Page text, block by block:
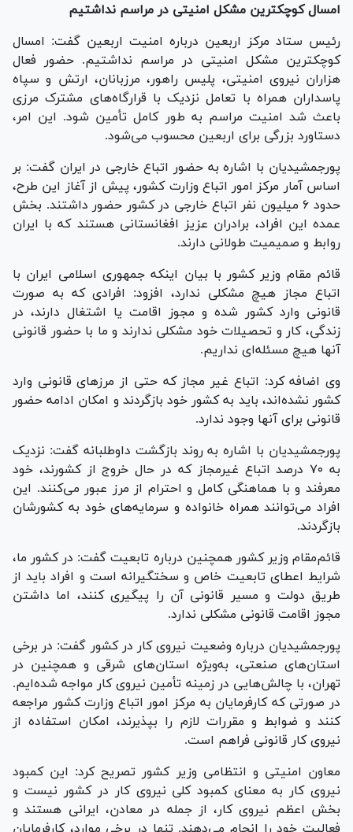
امسال کوچکترین مشکل امنیتی در مراسم نداشتیم
رئیس ستاد مرکز اربعین درباره امنیت اربعین گفت: امسال
کوچکترین مشکل امنیتی در مراسم نداشتیم. حضور فعال
هزاران نیروی امنیتی، پلیس راهور، مرزبانان، ارتش و سپاه
پاسداران همراه با تعامل نزدیک با قرارگاه‌های مشترک مرزی
باعث شد امنیت مراسم به طور کامل تأمین شود. این امر،
دستاورد بزرگی برای اربعین محسوب می‌شود.
پورجمشیدیان با اشاره به حضور اتباع خارجی در ایران گفت: بر
اساس آمار مرکز امور اتباع وزارت کشور، پیش از آغاز این طرح،
حدود ۶ میلیون نفر اتباع خارجی در کشور حضور داشتند. بخش
عمده این افراد، برادران عزیز افغانستانی هستند که با ایران
روابط و صمیمیت طولانی دارند.
قائم مقام وزیر کشور با بیان اینکه جمهوری اسلامی ایران با
اتباع مجاز هیچ مشکلی ندارد، افزود: افرادی که به صورت
قانونی وارد کشور شده و مجوز اقامت یا اشتغال دارند، در
زندگی، کار و تحصیلات خود مشکلی ندارند و ما با حضور قانونی
آنها هیچ مسئله‌ای نداریم.
وی اضافه کرد: اتباع غیر مجاز که حتی از مرز‌های قانونی وارد
کشور نشده‌اند، باید به کشور خود بازگردند و امکان ادامه حضور
قانونی برای آنها وجود ندارد.
پورجمشیدیان با اشاره به روند بازگشت داوطلبانه گفت: نزدیک
به ۷۰ درصد اتباع غیرمجاز که در حال خروج از کشورند، خود
معرفند و با هماهنگی کامل و احترام از مرز عبور می‌کنند. این
افراد می‌توانند همراه خانواده و سرمایه‌های خود به کشورشان
بازگردند.
قائم‌مقام وزیر کشور همچنین درباره تابعیت گفت: در کشور ما،
شرایط اعطای تابعیت خاص و سختگیرانه است و افراد باید از
طریق دولت و مسیر قانونی آن را پیگیری کنند، اما داشتن
مجوز اقامت قانونی مشکلی ندارد.
پورجمشیدیان درباره وضعیت نیروی کار در کشور گفت: در برخی
استان‌های صنعتی، به‌ویژه استان‌های شرقی و همچنین در
تهران، با چالش‌هایی در زمینه تأمین نیروی کار مواجه شده‌ایم.
در صورتی که کارفرمایان به مرکز امور اتباع وزارت کشور مراجعه
کنند و ضوابط و مقررات لازم را بپذیرند، امکان استفاده از
نیروی کار قانونی فراهم است.
معاون امنیتی و انتظامی وزیر کشور تصریح کرد: این کمبود
نیروی کار به معنای کمبود کلی نیروی کار در کشور نیست و
بخش اعظم نیروی کار، از جمله در معادن، ایرانی هستند و
فعالیت خود را انجام می‌دهند. تنها در برخی موارد، کارفرمایان